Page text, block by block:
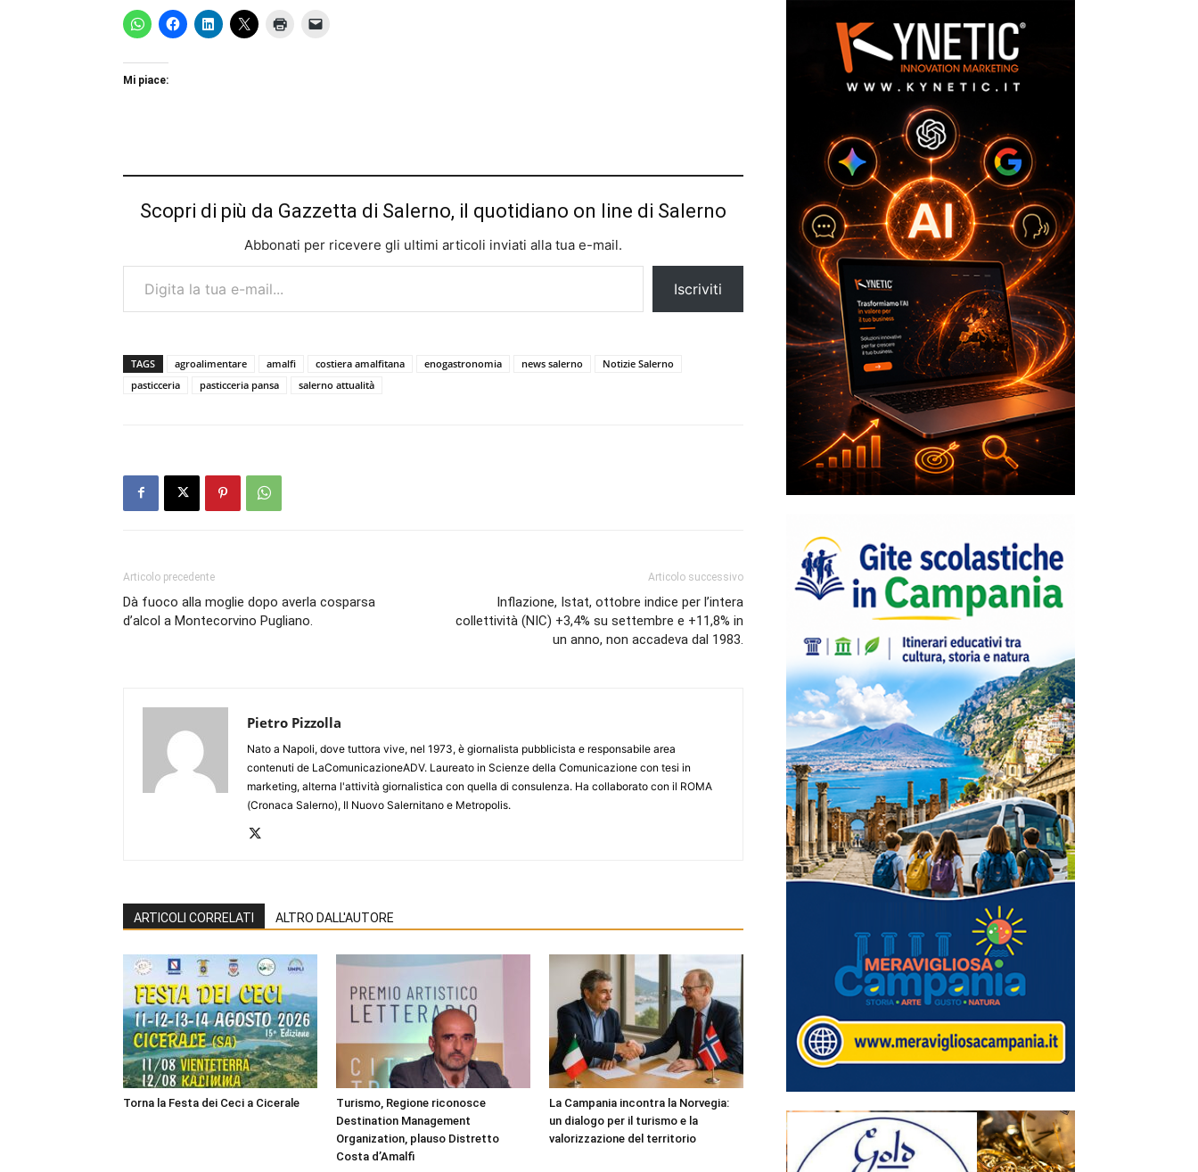
Mi piace:
Scopri di più da Gazzetta di Salerno, il quotidiano on line di Salerno
Abbonati per ricevere gli ultimi articoli inviati alla tua e-mail.
Digita la tua e-mail...
Iscriviti
TAGS agroalimentare amalfi costiera amalfitana enogastronomia news salerno
Notizie Salerno
pasticceria
pasticceria pansa salerno attualità
Articolo precedente
Dà fuoco alla moglie dopo averla cosparsa
d’alcol a Montecorvino Pugliano.
Articolo successivo
Inflazione, Istat, ottobre indice per l’intera
collettività (NIC) +3,4% su settembre e +11,8% in
un anno, non accadeva dal 1983.
Pietro Pizzolla
Nato a Napoli, dove tuttora vive, nel 1973, è giornalista pubblicista e responsabile area
contenuti de LaComunicazioneADV. Laureato in Scienze della Comunicazione con tesi in
marketing, alterna l'attività giornalistica con quella di consulenza. Ha collaborato con il ROMA
(Cronaca Salerno), Il Nuovo Salernitano e Metropolis.
ARTICOLI CORRELATI ALTRO DALL'AUTORE
Torna la Festa dei Ceci a Cicerale
Turismo, Regione riconosce
Destination Management
Organization, plauso Distretto
Costa d’Amalfi
La Campania incontra la Norvegia:
un dialogo per il turismo e la
valorizzazione del territorio